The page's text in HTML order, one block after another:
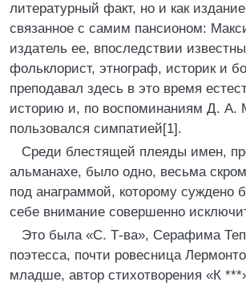
литературный факт, но и как
связанное с самим пансионом:
издатель ее, впоследствии
фольклорист, этнограф, историк и
преподавал здесь в это время
историю и, по воспоминаниям Д. А.
пользовался симпатией[1].
Среди блестящей плеяды имен,
альманахе, было одно, весьма
под анаграммой, которому суждено
себе внимание совершенно
Это была «С. Т-ва», Серафима
поэтесса, почти ровесница
младше, автор стихотворения «К